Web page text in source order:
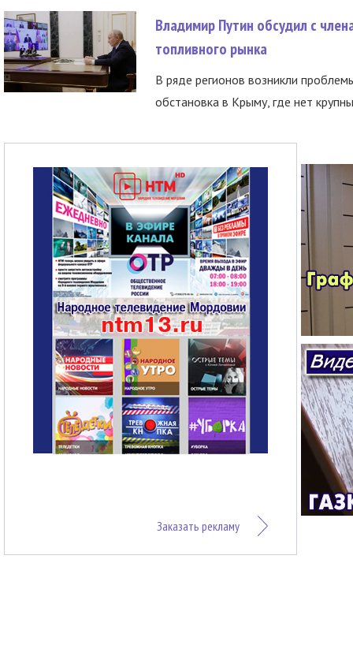
Владимир Путин обсудил с
топливного рынка
В ряде регионов возникли
обстановка в Крыму, где нет
Заказать рекламу